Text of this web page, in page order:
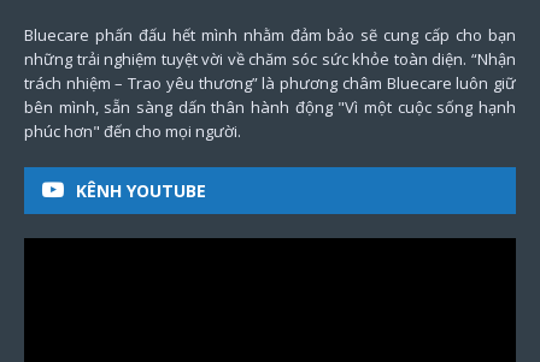
Bluecare phấn đấu hết mình nhằm đảm bảo sẽ cung cấp cho bạn
những trải nghiệm tuyệt vời về chăm sóc sức khỏe toàn diện. “Nhận
trách nhiệm – Trao yêu thương” là phương châm Bluecare luôn giữ
bên mình, sẵn sàng dấn thân hành động "Vì một cuộc sống hạnh
phúc hơn" đến cho mọi người.
KÊNH YOUTUBE